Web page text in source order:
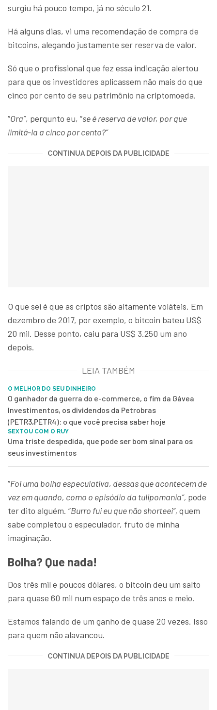
surgiu há pouco tempo, já no século 21.
Há alguns dias, vi uma recomendação de compra de
bitcoins, alegando justamente ser reserva de valor.
Só que o profissional que fez essa indicação alertou
para que os investidores aplicassem não mais do que
cinco por cento de seu patrimônio na criptomoeda.
“Ora”, pergunto eu, “se é reserva de valor, por que
limitá-la a cinco por cento?”
CONTINUA DEPOIS DA PUBLICIDADE
O que sei é que as criptos são altamente voláteis. Em
dezembro de 2017, por exemplo, o bitcoin bateu US$
20 mil. Desse ponto, caiu para US$ 3.250 um ano
depois.
LEIA TAMBÉM
O MELHOR DO SEU DINHEIRO
O ganhador da guerra do e-commerce, o fim da Gávea
Investimentos, os dividendos da Petrobras
(PETR3,PETR4): o que você precisa saber hoje
SEXTOU COM O RUY
Uma triste despedida, que pode ser bom sinal para os
seus investimentos
“Foi uma bolha especulativa, dessas que acontecem de
vez em quando, como o episódio da tulipomania”, pode
ter dito alguém. “Burro fui eu que não shorteei”, quem
sabe completou o especulador, fruto de minha
imaginação.
Bolha? Que nada!
Dos três mil e poucos dólares, o bitcoin deu um salto
para quase 60 mil num espaço de três anos e meio.
Estamos falando de um ganho de quase 20 vezes. Isso
para quem não alavancou.
CONTINUA DEPOIS DA PUBLICIDADE